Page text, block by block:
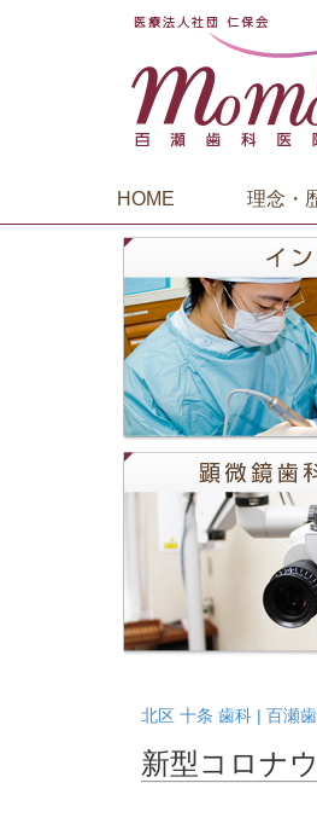
HOME 理念・
北区 十条 歯科 | 百瀬
新型コロナ